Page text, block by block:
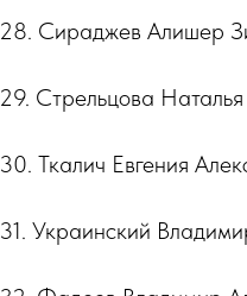
28. Сираджев Алишер
29. Стрельцова
30. Ткалич Евгения
31. Украинский